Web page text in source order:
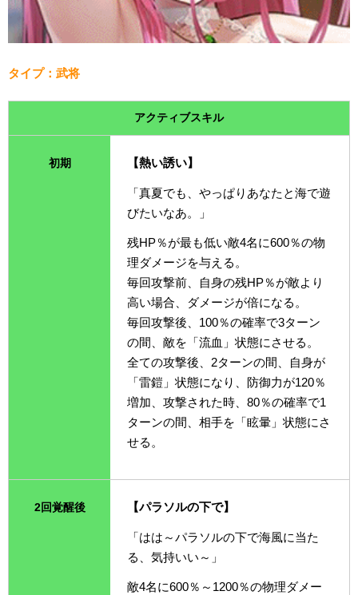
タイプ：武将
アクティブスキル
初期 【熱い誘い】
「真夏でも、やっぱりあなたと海で遊
びたいなあ。」
残HP％が最も低い敵4名に600％の物
理ダメージを与える。
毎回攻撃前、自身の残HP％が敵より
高い場合、ダメージが倍になる。
毎回攻撃後、100％の確率で3ターン
の間、敵を「流血」状態にさせる。
全ての攻撃後、2ターンの間、自身が
「雷鎧」状態になり、防御力が120％
増加、攻撃された時、80％の確率で1
ターンの間、相手を「眩暈」状態にさ
せる。
2回覚醒後 【パラソルの下で】
「はは～パラソルの下で海風に当た
る、気持いい～」
敵4名に600％～1200％の物理ダメー